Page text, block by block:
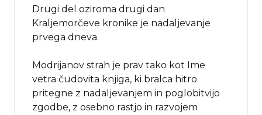
Drugi del oziroma drugi dan
Kraljemorčeve kronike je nadaljevanje
prvega dneva.
Modrijanov strah je prav tako kot Ime
vetra čudovita knjiga, ki bralca hitro
pritegne z nadaljevanjem in poglobitvijo
zgodbe, z osebno rastjo in razvojem